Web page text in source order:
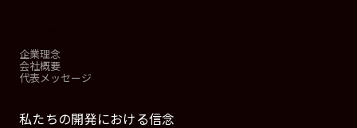
企業理念
会社概要
代表メッセージ
私たちの開発における信念